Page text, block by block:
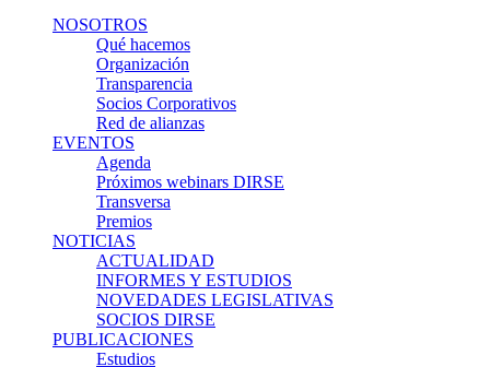
NOSOTROS
Qué hacemos
Organización
Transparencia
Socios Corporativos
Red de alianzas
EVENTOS
Agenda
Próximos webinars DIRSE
Transversa
Premios
NOTICIAS
ACTUALIDAD
INFORMES Y ESTUDIOS
NOVEDADES LEGISLATIVAS
SOCIOS DIRSE
PUBLICACIONES
Estudios